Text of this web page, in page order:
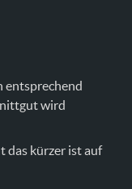
entsprechend
wird
das kürzer ist auf